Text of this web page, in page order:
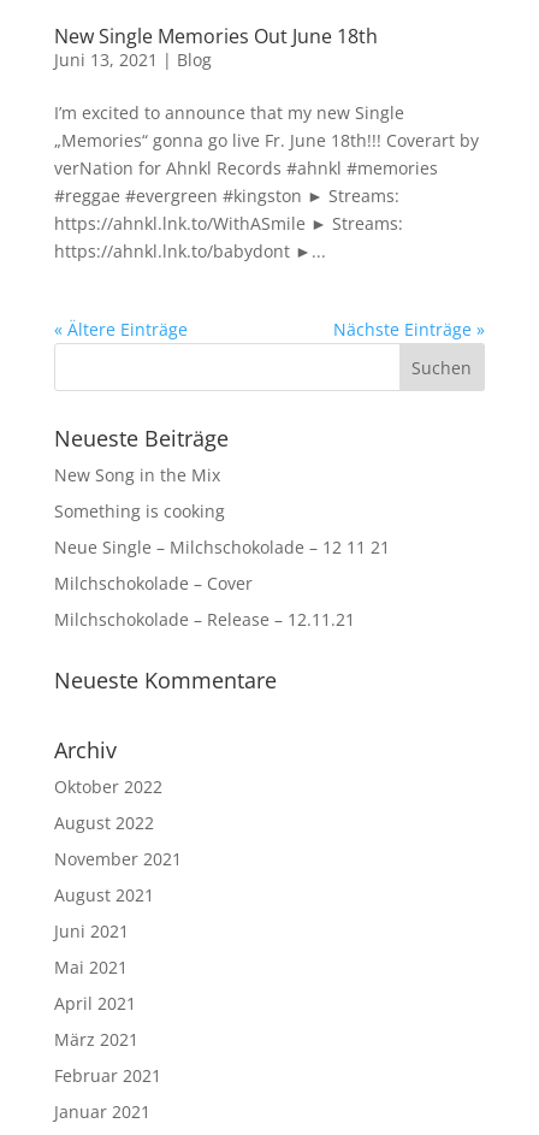
New Single Memories Out June 18th
Juni 13, 2021 | Blog
I’m excited to announce that my new Single
„Memories“ gonna go live Fr. June 18th!!! Coverart by
verNation for Ahnkl Records #ahnkl #memories
#reggae #evergreen #kingston ► Streams:
https://ahnkl.lnk.to/WithASmile ► Streams:
https://ahnkl.lnk.to/babydont ►...
« Ältere Einträge Nächste Einträge »
Neueste Beiträge
New Song in the Mix
Something is cooking
Neue Single – Milchschokolade – 12 11 21
Milchschokolade – Cover
Milchschokolade – Release – 12.11.21
Neueste Kommentare
Archiv
Oktober 2022
August 2022
November 2021
August 2021
Juni 2021
Mai 2021
April 2021
März 2021
Februar 2021
Januar 2021